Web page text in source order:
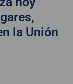
la Unión